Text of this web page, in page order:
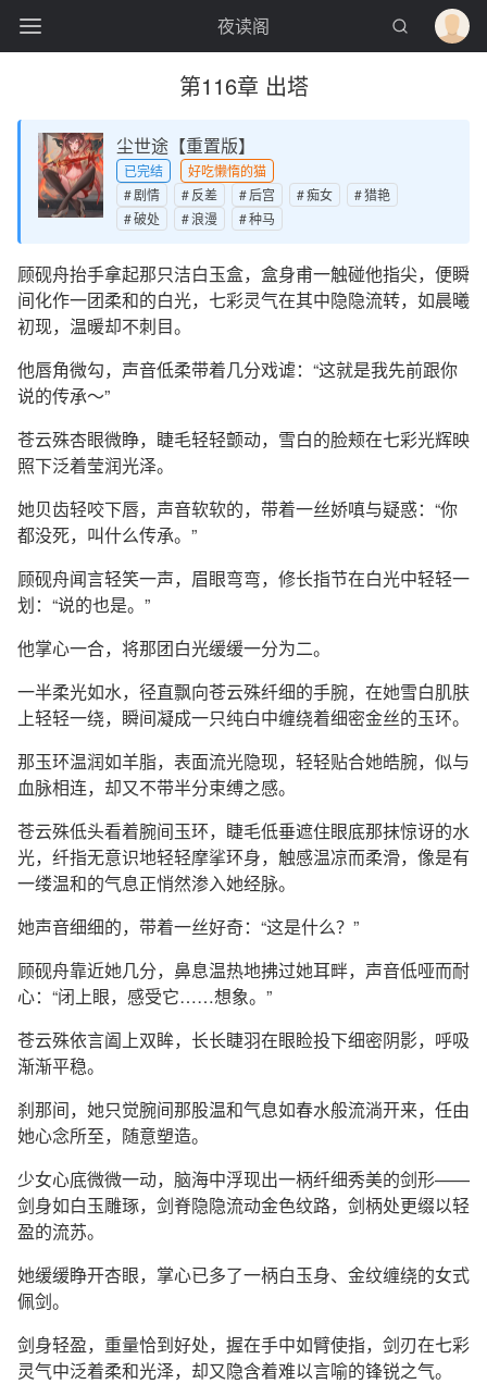
夜读阁
第116章 出塔
尘世途【重置版】
已完结
好吃懒惰的猫
剧情
反差 后宫 痴女
猎艳
破处
浪漫 种马
顾砚舟抬手拿起那只洁白玉盒，盒身甫一触碰他指尖，便瞬
间化作一团柔和的白光，七彩灵气在其中隐隐流转，如晨曦
初现，温暖却不刺目。
他唇角微勾，声音低柔带着几分戏谑：“这就是我先前跟你
说的传承～”
苍云殊杏眼微睁，睫毛轻轻颤动，雪白的脸颊在七彩光辉映
照下泛着莹润光泽。
她贝齿轻咬下唇，声音软软的，带着一丝娇嗔与疑惑：“你
都没死，叫什么传承。”
顾砚舟闻言轻笑一声，眉眼弯弯，修长指节在白光中轻轻一
划：“说的也是。”
他掌心一合，将那团白光缓缓一分为二。
一半柔光如水，径直飘向苍云殊纤细的手腕，在她雪白肌肤
上轻轻一绕，瞬间凝成一只纯白中缠绕着细密金丝的玉环。
那玉环温润如羊脂，表面流光隐现，轻轻贴合她皓腕，似与
血脉相连，却又不带半分束缚之感。
苍云殊低头看着腕间玉环，睫毛低垂遮住眼底那抹惊讶的水
光，纤指无意识地轻轻摩挲环身，触感温凉而柔滑，像是有
一缕温和的气息正悄然渗入她经脉。
她声音细细的，带着一丝好奇：“这是什么？”
顾砚舟靠近她几分，鼻息温热地拂过她耳畔，声音低哑而耐
心：“闭上眼，感受它……想象。”
苍云殊依言阖上双眸，长长睫羽在眼睑投下细密阴影，呼吸
渐渐平稳。
刹那间，她只觉腕间那股温和气息如春水般流淌开来，任由
她心念所至，随意塑造。
少女心底微微一动，脑海中浮现出一柄纤细秀美的剑形——
剑身如白玉雕琢，剑脊隐隐流动金色纹路，剑柄处更缀以轻
盈的流苏。
她缓缓睁开杏眼，掌心已多了一柄白玉身、金纹缠绕的女式
佩剑。
剑身轻盈，重量恰到好处，握在手中如臂使指，剑刃在七彩
灵气中泛着柔和光泽，却又隐含着难以言喻的锋锐之气。